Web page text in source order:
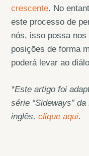
crescente. No
este processo de
nós, isso possa
posições de forma
poderá levar ao
*Este artigo foi
série “Sideways”
inglês,clique aqui.